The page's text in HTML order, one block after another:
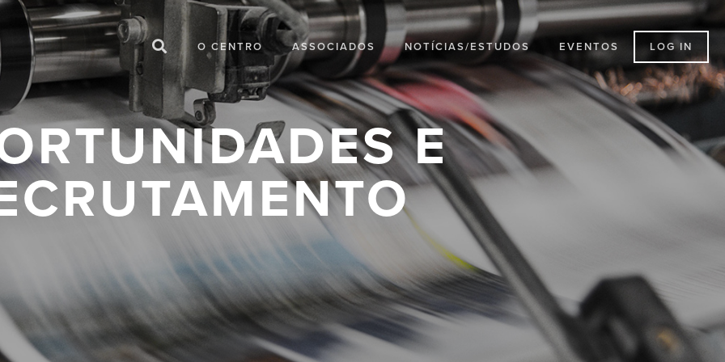
O CENTRO ASSOCIADOS NOTÍCIAS/ESTUDOS EVENTOS LOG IN
E